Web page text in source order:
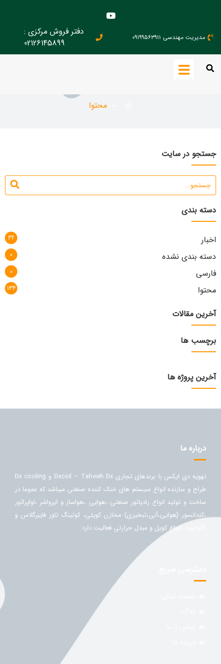
مدیریت مهندسی ۰۹۱۹۹۵۶۳۹۱۱
دفتر فروش مرکزی :
02126145899
محتوا
جستجو در سایت
دسته بندی
اخبار 32
دسته بندی نشده 0
فارسی 0
محتوا 134
آخرین مقالات
برچسب ها
آخرین پروژه ها
درباره ما
تهویه دی ایکس با برندهای تجاری Dxcoil – Tahvieh Dx و Dx cooling
طراح و سازنده انواع سیستم های خنک کننده صنعتی میباشد.که عموما در
ساخت و تولید انواع رادیاتور صنعتی ،هوایی ،هواساز و ایرواشر ،اواپراتور
،کندانسور (هوایی،آبی،تبخیری) مخازن کویلی، کولینگ تاور فایبرگلاس و
گالوانیزه ،انواع کویل و مبدل حرارتی فعالیت دارد.